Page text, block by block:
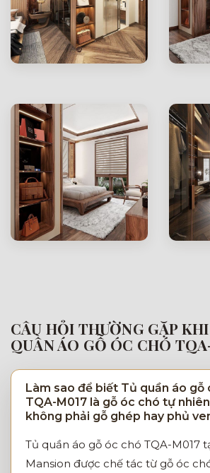
CÂU HỎI THƯỜNG GẶP
QUẦN ÁO GỖ ÓC CHÓ
Làm sao để biết Tủ quần áo gỗ
TQA-M017 là gỗ óc chó tự nhiên
không phải gỗ ghép hay phủ
Tủ quần áo gỗ óc chó TQA-M017
Mansion được chế tác từ gỗ óc